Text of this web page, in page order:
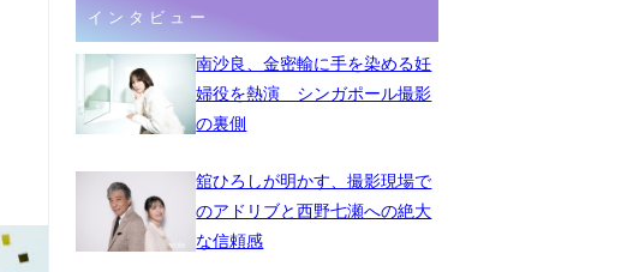
インタビュー
南沙良、金密輸に手を染める妊
婦役を熱演 シンガポール撮影
の裏側
舘ひろしが明かす、撮影現場で
のアドリブと西野七瀬への絶大
な信頼感